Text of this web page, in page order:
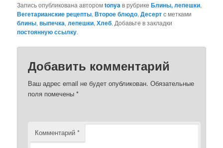
Запись опубликована авторомtonyaв рубрикеБлины, лепешки,
Вегетарианские рецепты,Второе блюдо,Десертс метками
блины,выпечка,лепешки,Хлеб. Добавьте в закладки
постоянную ссылку.
Добавить комментарий
Ваш адрес email не будет опубликован. Обязательные
поля помечены*
Комментарий*